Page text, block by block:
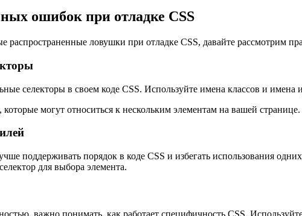
ошибок при отладке CSS
распространенные ловушки при отладке CSS, давайте рассмотрим
селекторы в своем коде CSS. Используйте имена классов и
могут относиться к нескольким элементам на вашей странице.
поддерживать порядок в коде CSS и избегать использования
для выбора элемента.
важно понимать, как работает специфичность CSS.